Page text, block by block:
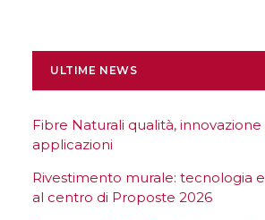
ULTIME NEWS
Fibre Naturali qualità,
applicazioni
Rivestimento murale: tecnologia
al centro di Proposte 2026